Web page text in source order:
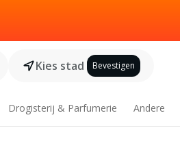
Kies stad Bevestigen
Drogisterij & Parfumerie Andere